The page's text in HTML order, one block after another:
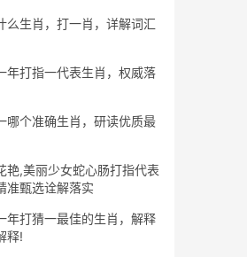
么生肖，打一肖，详解词汇
年打指一代表生肖，权威落
哪个准确生肖，研读优质最
艳,美丽少女蛇心肠打指代表
准甄选诠解落实
年打猜一最佳的生肖，解释
释!